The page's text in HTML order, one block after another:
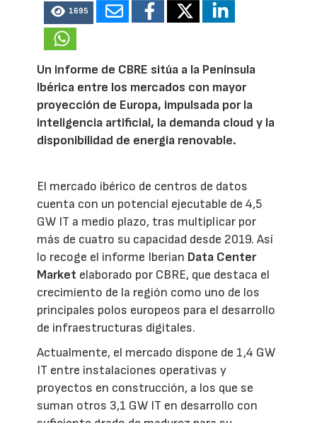
1695
Un informe de CBRE sitúa a la Península
Ibérica entre los mercados con mayor
proyección de Europa, impulsada por la
inteligencia artificial, la demanda cloud y la
disponibilidad de energía renovable.
El mercado ibérico de centros de datos
cuenta con un potencial ejecutable de 4,5
GW IT a medio plazo, tras multiplicar por
más de cuatro su capacidad desde 2019. Así
lo recoge el informe Iberian Data Center
Market elaborado por CBRE, que destaca el
crecimiento de la región como uno de los
principales polos europeos para el desarrollo
de infraestructuras digitales.
Actualmente, el mercado dispone de 1,4 GW
IT entre instalaciones operativas y
proyectos en construcción, a los que se
suman otros 3,1 GW IT en desarrollo con